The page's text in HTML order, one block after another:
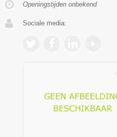
Openingstijden onbekend
Sociale media: